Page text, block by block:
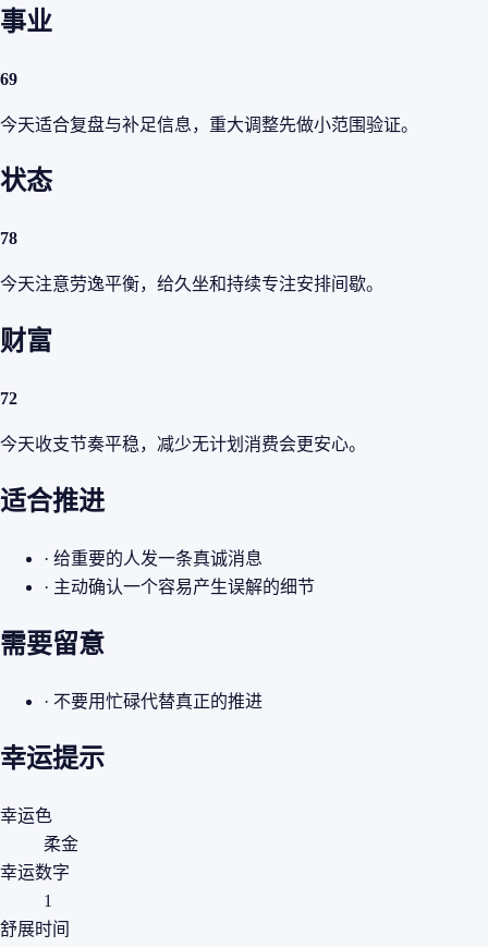
事业
69
今天适合复盘与补足信息，重大调整先做小范围验证。
状态
78
今天注意劳逸平衡，给久坐和持续专注安排间歇。
财富
72
今天收支节奏平稳，减少无计划消费会更安心。
适合推进
· 给重要的人发一条真诚消息
· 主动确认一个容易产生误解的细节
需要留意
· 不要用忙碌代替真正的推进
幸运提示
幸运色
柔金
幸运数字
1
舒展时间